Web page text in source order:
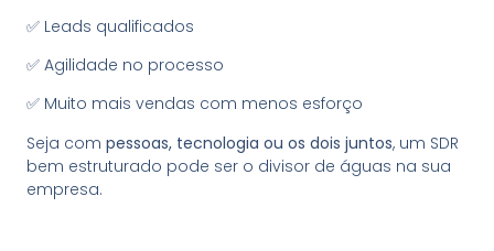
✅ Leads qualificados
✅ Agilidade no processo
✅ Muito mais vendas com menos esforço
Seja com pessoas, tecnologia ou os dois juntos, um SDR
bem estruturado pode ser o divisor de águas na sua
empresa.